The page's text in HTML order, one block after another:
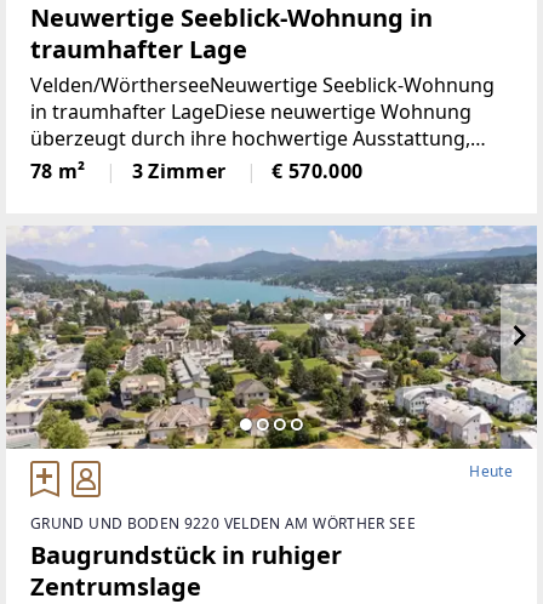
Neuwertige Seeblick-Wohnung in
traumhafter Lage
Velden/WörtherseeNeuwertige Seeblick-Wohnung
in traumhafter LageDiese neuwertige Wohnung
überzeugt durch ihre hochwertige Ausstattung,
durchdachte Raumaufteilung und einen
eindrucksvollen Blick auf den Wörthersee. Auf rund
78 m² 3 Zimmer € 570.000
Heute
GRUND UND BODEN 9220 VELDEN AM WÖRTHER SEE
Baugrundstück in ruhiger
Zentrumslage